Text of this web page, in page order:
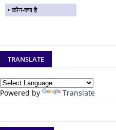
कौन-क्या है
TRANSLATE
Powered by Translate